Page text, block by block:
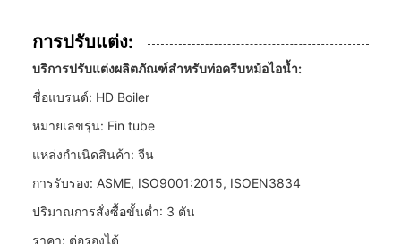
การปรับแต่ง:
บริการปรับแต่งผลิตภัณฑ์สำหรับท่อครีบหม้อไอน้ำ:
ชื่อแบรนด์: HD Boiler
หมายเลขรุ่น: Fin tube
แหล่งกำเนิดสินค้า: จีน
การรับรอง: ASME, ISO9001:2015, ISOEN3834
ปริมาณการสั่งซื้อขั้นต่ำ: 3 ตัน
ราคา: ต่อรองได้